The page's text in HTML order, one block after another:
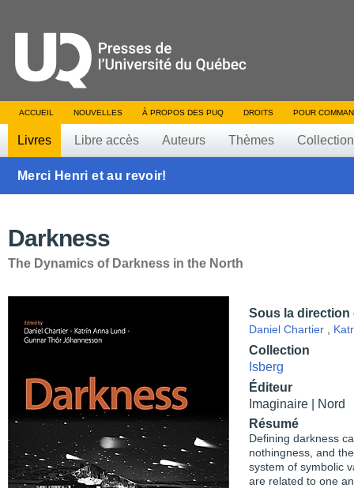
ACCUEIL NOUVELLES À PROPOS DES PUQ DROITS POUR
Livres Libre accès Auteurs Thèmes
Merci Henri et au revoir!
Darkness
The Dynamics of Darkness in the North
Sous la direction
Daniel Chartier
Collection
Isberg
Éditeur
Imaginaire | Nord
Résumé
Defining darkness
nothingness, and
system of symbolic
are related to one